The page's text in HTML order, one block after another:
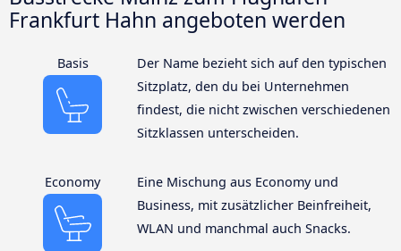
Frankfurt Hahn angeboten werden
Basis
Der Name bezieht sich auf den typischen
Sitzplatz, den du bei Unternehmen
findest, die nicht zwischen verschiedenen
Sitzklassen unterscheiden.
Economy
Eine Mischung aus Economy und
Business, mit zusätzlicher Beinfreiheit,
WLAN und manchmal auch Snacks.